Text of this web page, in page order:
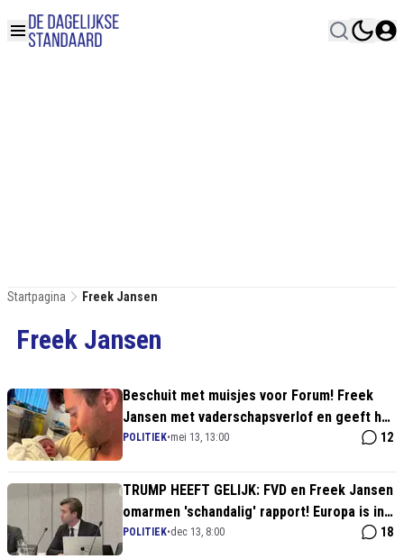
Startpagina Freek Jansen
Freek Jansen
Beschuit met muisjes voor Forum! Freek
Jansen met vaderschapsverlof en geeft het
Haagse kartel een keiharde les in
POLITIEK•mei 13, 13:00 12
TRUMP HEEFT GELIJK: FVD en Freek Jansen
omarmen 'schandalig' rapport! Europa is in
verval en Amerika ziet het!
POLITIEK•dec 13, 8:00 18